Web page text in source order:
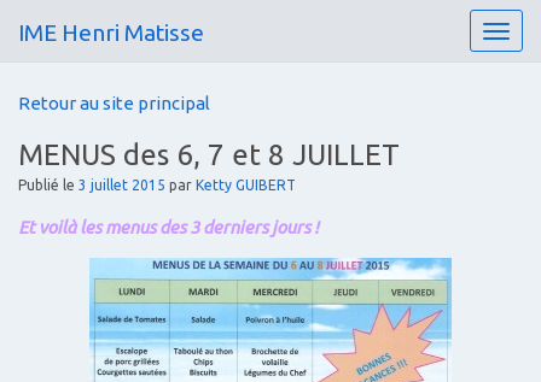
T
o
IME Henri Matisse
Retour au site principal
MENUS des 6, 7 et 8 JUILLET
Publié le 3 juillet 2015 par Ketty GUIBERT
Et voilà les menus des 3 derniers jours !